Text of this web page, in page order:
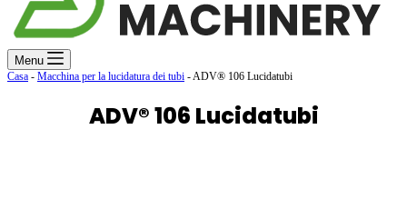
Menu
Casa - Macchina per la lucidatura dei tubi -ADV® 106 Lucidatubi
ADV® 106 Lucidatubi